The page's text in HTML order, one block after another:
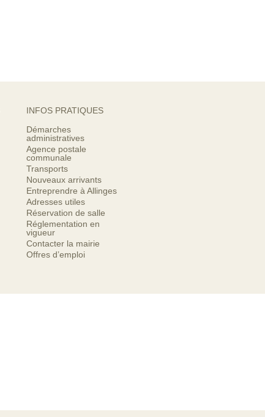
INFOS PRATIQUES
Démarches
administratives
Agence postale
communale
Transports
Nouveaux arrivants
Entreprendre à Allinges
Adresses utiles
Réservation de salle
Réglementation en
vigueur
Contacter la mairie
Offres d’emploi